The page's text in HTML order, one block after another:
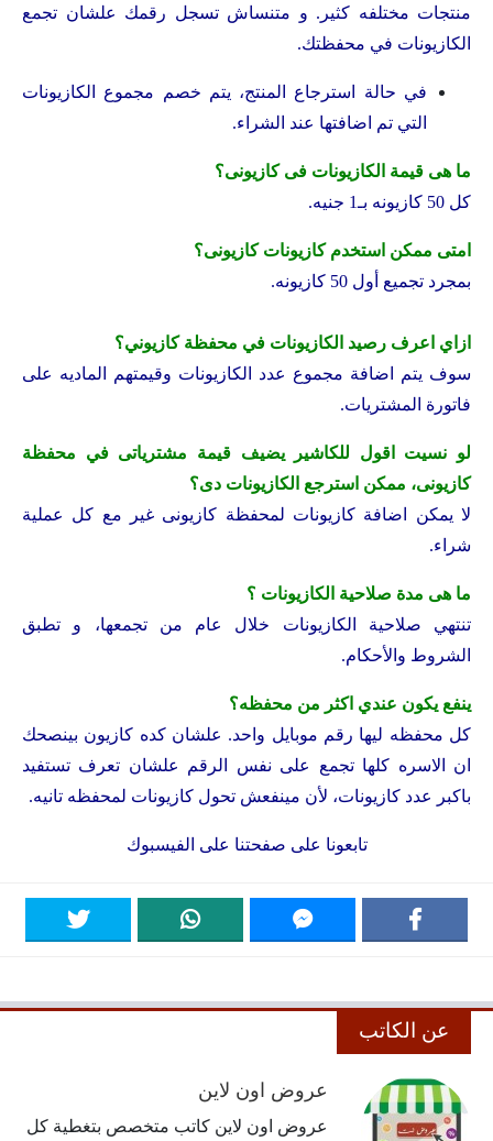
منتجات مختلفه كثير. و متنساش تسجل رقمك علشان تجمع
الكازيونات في محفظتك.
في حالة استرجاع المنتج، يتم خصم مجموع الكازيونات
التي تم اضافتها عند الشراء.
ما هى قيمة الكازيونات فى كازيونى؟
كل 50 كازيونه بـ1 جنيه.
امتى ممكن استخدم كازيونات كازيونى؟
بمجرد تجميع أول 50 كازيونه.
ازاي اعرف رصيد الكازيونات في محفظة كازيوني؟
سوف يتم اضافة مجموع عدد الكازيونات وقيمتهم الماديه على
فاتورة المشتريات.
لو نسيت اقول للكاشير يضيف قيمة مشترياتى في محفظة
كازيونى، ممكن استرجع الكازيونات دى؟
لا يمكن اضافة كازيونات لمحفظة كازيونى غير مع كل عملية
شراء.
ما هى مدة صلاحية الكازيونات ؟
تنتهي صلاحية الكازيونات خلال عام من تجمعها، و تطبق
الشروط والأحكام.
ينفع يكون عندي اكثر من محفظه؟
كل محفظه ليها رقم موبايل واحد. علشان كده كازيون بينصحك
ان الاسره كلها تجمع على نفس الرقم علشان تعرف تستفيد
باكبر عدد كازيونات، لأن مينفعش تحول كازيونات لمحفظه تانيه.
تابعونا على صفحتنا على الفيسبوك
عن الكاتب
عروض اون لاين
عروض اون لاين كاتب متخصص بتغطية كل